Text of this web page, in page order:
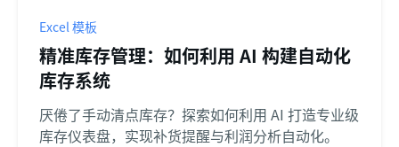
Excel 模板
精准库存管理：如何利用 AI 构建自动化
库存系统
厌倦了手动清点库存？探索如何利用 AI 打造专业级
库存仪表盘，实现补货提醒与利润分析自动化。